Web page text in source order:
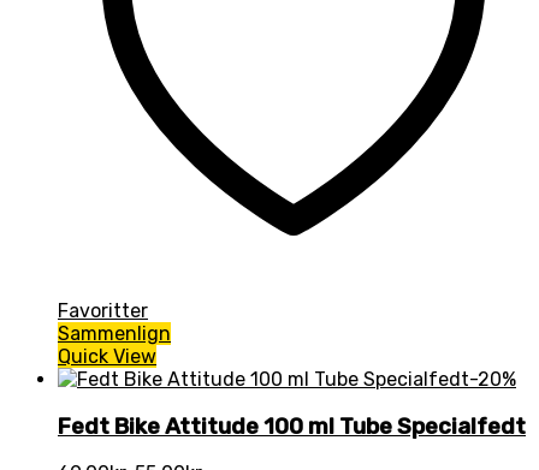
Favoritter
Sammenlign
Quick View
-20%
Fedt Bike Attitude 100 ml Tube Specialfedt